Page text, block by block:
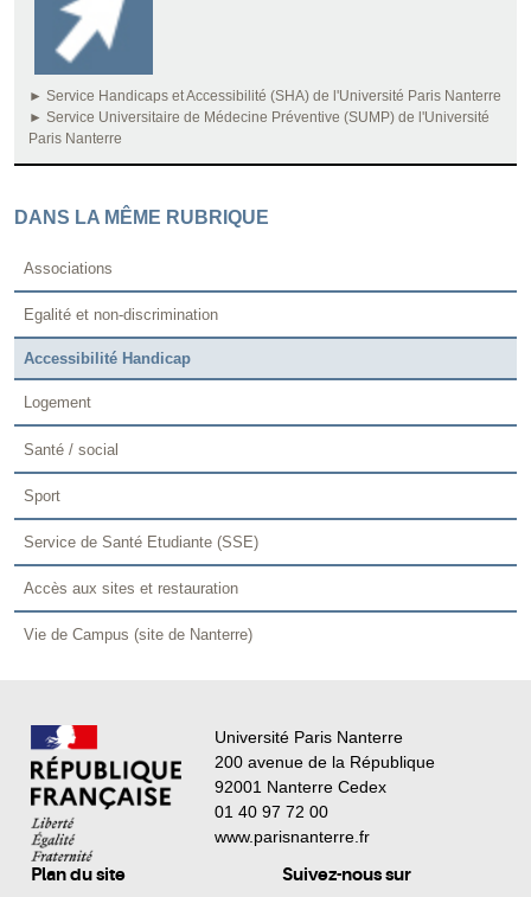
► Service Handicaps et Accessibilité (SHA) de l'Université Paris Nanterre
► Service Universitaire de Médecine Préventive (SUMP) de l'Université
Paris Nanterre
DANS LA MÊME RUBRIQUE
Associations
Egalité et non-discrimination
Accessibilité Handicap
Logement
Santé / social
Sport
Service de Santé Etudiante (SSE)
Accès aux sites et restauration
Vie de Campus (site de Nanterre)
Université Paris Nanterre
200 avenue de la République
92001 Nanterre Cedex
01 40 97 72 00
www.parisnanterre.fr
Plan du site Suivez-nous sur